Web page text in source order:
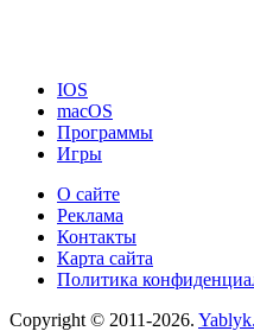
IOS
macOS
Программы
Игры
О сайте
Реклама
Контакты
Карта сайта
Политика
Copyright © 2011-2026.